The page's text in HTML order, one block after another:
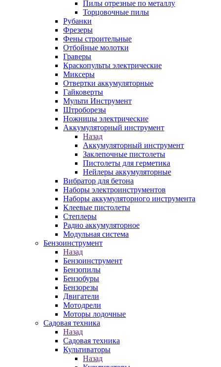
Пилы отрезные по металлу
Торцовочные пилы
Рубанки
Фрезеры
Фены строительные
Отбойные молотки
Граверы
Краскопульты электрические
Миксеры
Отвертки аккумуляторные
Гайковерты
Мульти Инструмент
Штроборезы
Ножницы электрические
Аккумуляторный инструмент
Назад
Аккумуляторный инструмент
Заклепочные пистолеты
Пистолеты для герметика
Нейлеры аккумуляторные
Вибратор для бетона
Наборы электроинструментов
Наборы аккумуляторного инструмента
Клеевые пистолеты
Степлеры
Радио аккумуляторное
Модульная система
Бензоинструмент
Назад
Бензоинструмент
Бензопилы
Бензобуры
Бензорезы
Двигатели
Мотодрели
Моторы лодочные
Садовая техника
Назад
Садовая техника
Культиваторы
Назад